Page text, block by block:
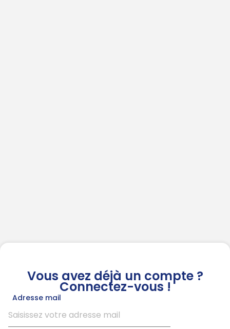
Vous avez déjà un compte ?
Connectez-vous !
Adresse mail